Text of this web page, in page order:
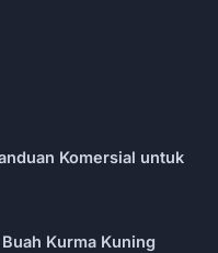
Komersial untuk
Kurma Kuning